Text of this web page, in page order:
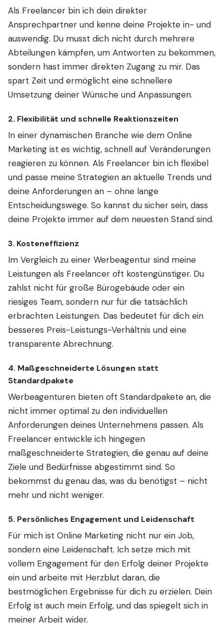
Als Freelancer bin ich dein direkter
Ansprechpartner und kenne deine Projekte in- und
auswendig. Du musst dich nicht durch mehrere
Abteilungen kämpfen, um Antworten zu bekommen,
sondern hast immer direkten Zugang zu mir. Das
spart Zeit und ermöglicht eine schnellere
Umsetzung deiner Wünsche und Anpassungen.
2. Flexibilität und schnelle Reaktionszeiten
In einer dynamischen Branche wie dem Online
Marketing ist es wichtig, schnell auf Veränderungen
reagieren zu können. Als Freelancer bin ich flexibel
und passe meine Strategien an aktuelle Trends und
deine Anforderungen an – ohne lange
Entscheidungswege. So kannst du sicher sein, dass
deine Projekte immer auf dem neuesten Stand sind.
3. Kosteneffizienz
Im Vergleich zu einer Werbeagentur sind meine
Leistungen als Freelancer oft kostengünstiger. Du
zahlst nicht für große Bürogebäude oder ein
riesiges Team, sondern nur für die tatsächlich
erbrachten Leistungen. Das bedeutet für dich ein
besseres Preis-Leistungs-Verhältnis und eine
transparente Abrechnung.
4. Maßgeschneiderte Lösungen statt
Standardpakete
Werbeagenturen bieten oft Standardpakete an, die
nicht immer optimal zu den individuellen
Anforderungen deines Unternehmens passen. Als
Freelancer entwickle ich hingegen
maßgeschneiderte Strategien, die genau auf deine
Ziele und Bedürfnisse abgestimmt sind. So
bekommst du genau das, was du benötigst – nicht
mehr und nicht weniger.
5. Persönliches Engagement und Leidenschaft
Für mich ist Online Marketing nicht nur ein Job,
sondern eine Leidenschaft. Ich setze mich mit
vollem Engagement für den Erfolg deiner Projekte
ein und arbeite mit Herzblut daran, die
bestmöglichen Ergebnisse für dich zu erzielen. Dein
Erfolg ist auch mein Erfolg, und das spiegelt sich in
meiner Arbeit wider.